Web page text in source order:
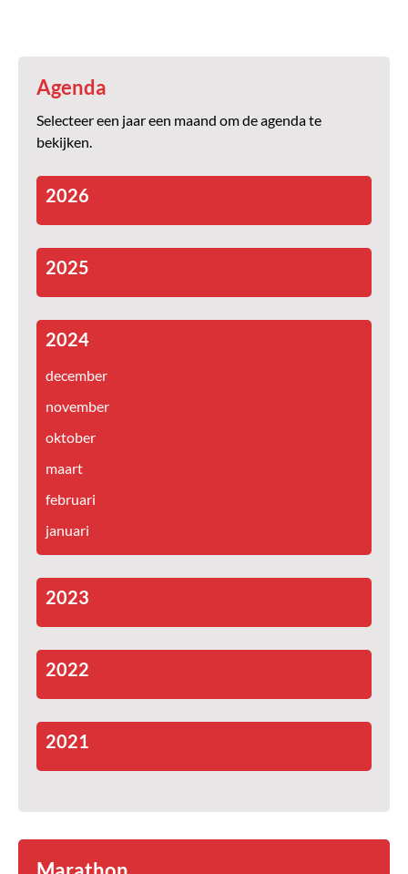
Agenda
Selecteer een jaar een maand om de agenda te
bekijken.
2026
2025
2024
december
november
oktober
maart
februari
januari
2023
2022
2021